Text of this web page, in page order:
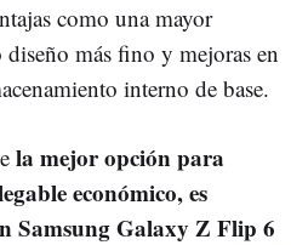
como una mayor
más fino y mejoras en
interno de base.
la mejor opción para
económico, es
Samsung Galaxy Z Flip 6